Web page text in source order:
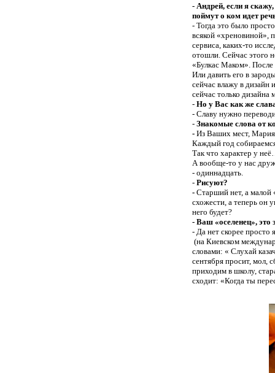
- Андрей, если я
поймут о ком идет
- Тогда это было
всякой «хреновиной»,
сервиса, каких-то
отошли. Сейчас этого
«Булкас Маком». После
Или давить его в
сейчас влажу в дизайн
сейчас только дизайна
- Но у Вас как же
- Славу нужно
- Знакомые слова от
- Из Ваших мест, Мария
Каждый год
Так что характер у
А вообще-то у нас
- одиннадцать.
- Рисуют?
- Старший нет, а малой
схожести, а теперь он
него будет?
- Ваш «оселенец», это
- Да нет скорее просто
(на Киевском
словами: « Слухай
сентября просит, мол,
приходим в школу,
сходит: «Когда ты